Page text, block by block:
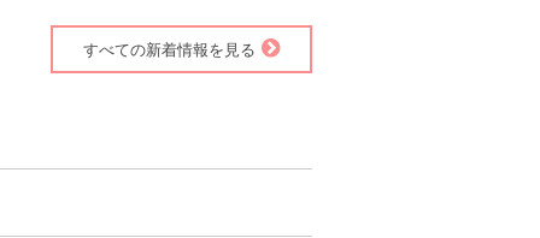
すべての新着情報を見る